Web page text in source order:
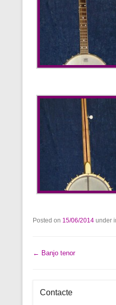
Posted on 15/06/2014 under
Post navigation
← Banjo tenor
Contacte